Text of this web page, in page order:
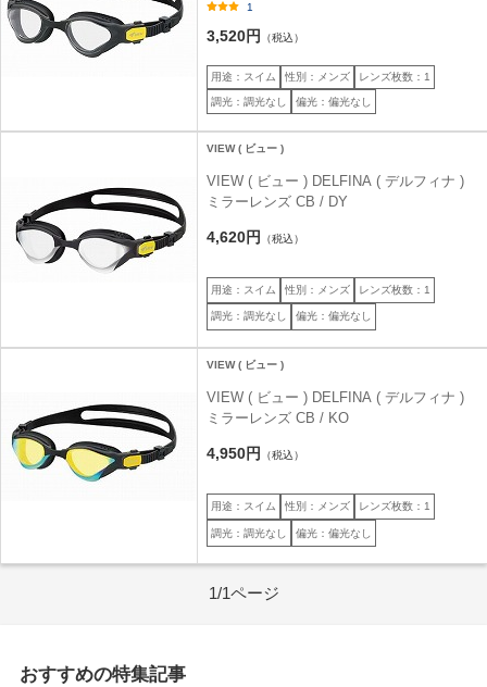
1
3,520円 （税込）
用途：スイム 性別：メンズ レンズ枚数：1
調光：調光なし 偏光：偏光なし
VIEW ( ビュー )
VIEW ( ビュー ) DELFINA ( デルフィナ )
ミラーレンズ CB / DY
4,620円 （税込）
用途：スイム 性別：メンズ レンズ枚数：1
調光：調光なし 偏光：偏光なし
VIEW ( ビュー )
VIEW ( ビュー ) DELFINA ( デルフィナ )
ミラーレンズ CB / KO
4,950円 （税込）
用途：スイム 性別：メンズ レンズ枚数：1
調光：調光なし 偏光：偏光なし
1/1ページ
おすすめの特集記事